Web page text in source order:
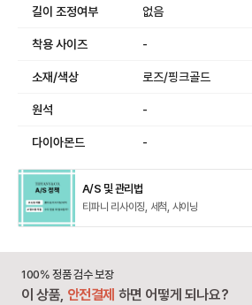
길이 조정여부 없음
착용 사이즈 -
소재/색상 로즈/핑크골드
원석 -
다이아몬드 -
A/S 및 관리법
티파니 리사이징, 세척, 샤이닝
100% 정품 검수 보장
이 상품, 안전결제 하면 어떻게 되나요?